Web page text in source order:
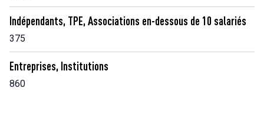
Indépendants, TPE, Associations en-dessous de 10 salariés
375
Entreprises, Institutions
860